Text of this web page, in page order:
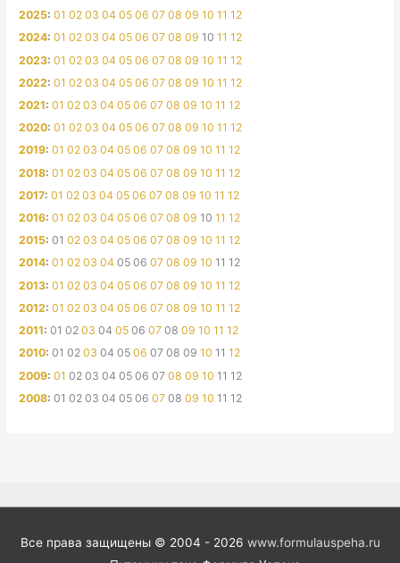
2025:01 02 03 04 05 06 07 08 09 10 11 12
2024:01 02 03 04 05 06 07 08 09 10 11 12
2023:01 02 03 04 05 06 07 08 09 10 11 12
2022:01 02 03 04 05 06 07 08 09 10 11 12
2021:01 02 03 04 05 06 07 08 09 10 11 12
2020:01 02 03 04 05 06 07 08 09 10 11 12
2019:01 02 03 04 05 06 07 08 09 10 11 12
2018:01 02 03 04 05 06 07 08 09 10 11 12
2017:01 02 03 04 05 06 07 08 09 10 11 12
2016:01 02 03 04 05 06 07 08 09 10 11 12
2015:01 02 03 04 05 06 07 08 09 10 11 12
2014:01 02 03 04 05 06 07 08 09 10 11 12
2013:01 02 03 04 05 06 07 08 09 10 11 12
2012:01 02 03 04 05 06 07 08 09 10 11 12
2011:01 02 03 04 05 06 07 08 09 10 11 12
2010:01 02 03 04 05 06 07 08 09 10 11 12
2009:01 02 03 04 05 06 07 08 09 10 11 12
2008:01 02 03 04 05 06 07 08 09 10 11 12
Все права защищены © 2004 - 2026 www.formulauspeha.ru